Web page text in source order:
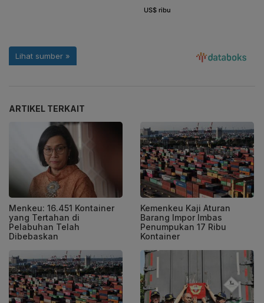
ARTIKEL TERKAIT
Menkeu: 16.451 Kontainer
yang Tertahan di
Pelabuhan Telah
Dibebaskan
Kemenkeu Kaji Aturan
Barang Impor Imbas
Penumpukan 17 Ribu
Kontainer